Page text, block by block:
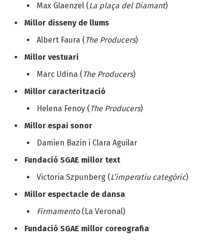
Max Glaenzel (La plaça del Diamant)
Millor disseny de llums
Albert Faura (The Producers)
Millor vestuari
Marc Udina (The Producers)
Millor caracterització
Helena Fenoy (The Producers)
Millor espai sonor
Damien Bazin i Clara Aguilar
Fundació SGAE millor text
Victoria Szpunberg (L’imperatiu categòric)
Millor espectacle de dansa
Firmamento(La Veronal)
Fundació SGAE millor coreografia